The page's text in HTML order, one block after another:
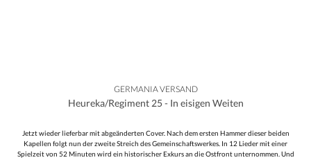
GERMANIA VERSAND
Heureka/Regiment 25 - In eisigen Weiten
Jetzt wieder lieferbar mit abgeänderten Cover. Nach dem ersten Hammer dieser beiden
Kapellen folgt nun der zweite Streich des Gemeinschaftswerkes. In 12 Lieder mit einer
Spielzeit von 52 Minuten wird ein historischer Exkurs an die Ostfront unternommen. Und